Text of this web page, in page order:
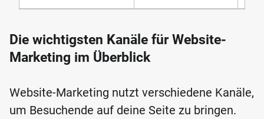
Die wichtigsten Kanäle für Website-
Marketing im Überblick
Website-Marketing nutzt verschiedene Kanäle,
um Besuchende auf deine Seite zu bringen.